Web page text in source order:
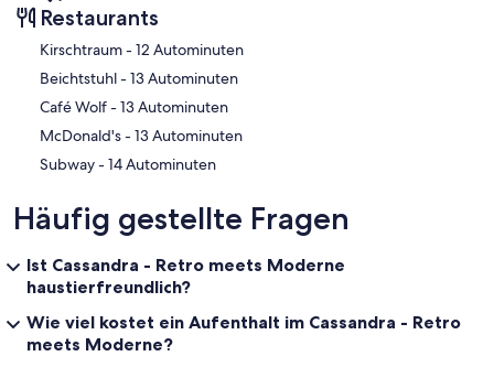
Restaurants
‪Kirschtraum - ‬12 Autominuten
‪Beichtstuhl - ‬13 Autominuten
‪Café Wolf - ‬13 Autominuten
‪McDonald's - ‬13 Autominuten
‪Subway - ‬14 Autominuten
Häufig gestellte Fragen
Ist Cassandra - Retro meets Moderne
haustierfreundlich?
Wie viel kostet ein Aufenthalt im Cassandra - Retro
meets Moderne?